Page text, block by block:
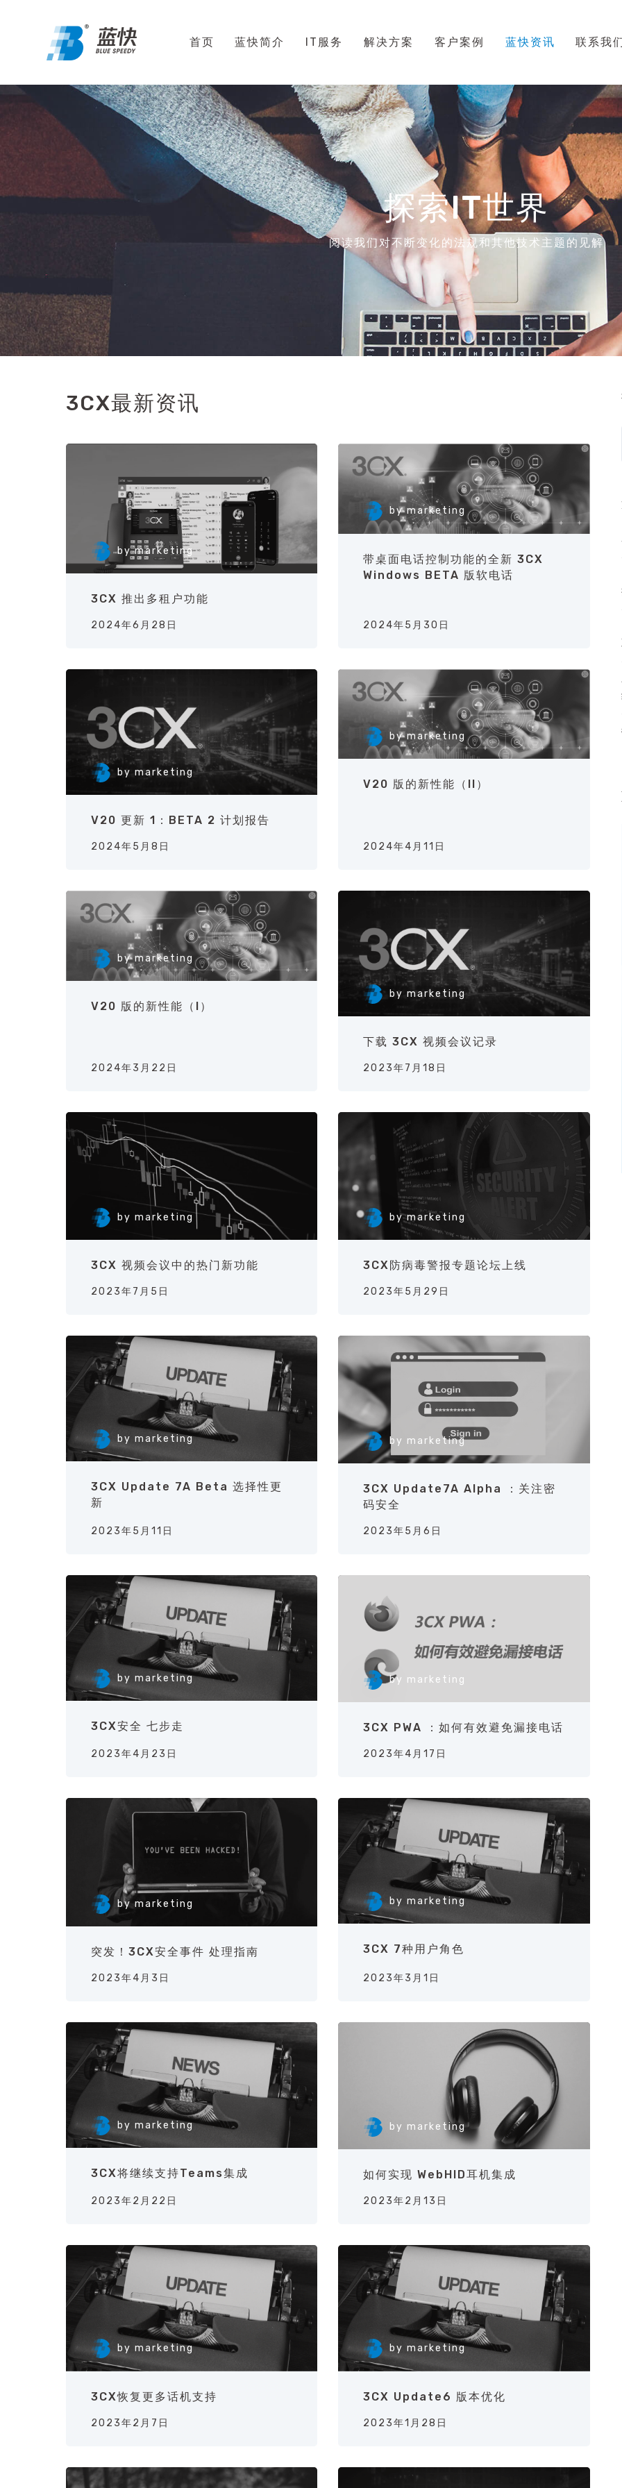
首页 蓝快简介 IT服务 解决方案 客户案例 蓝快资讯 联系我
探索IT世界
阅读我们对不断变化的法规和其他技术主题的见解
3CX最新资讯
by marketing
2024年6月28日
3CX 推出多租户功能
by marketing
2024年5月30日
带桌面电话控制功能的全新 3CX
Windows BETA 版软电话
by marketing
2024年5月8日
V20 更新 1：BETA 2 计划报告
by marketing
2024年4月11日
V20 版的新性能（II）
by marketing
2024年3月22日
V20 版的新性能（I）
by marketing
2023年7月18日
下载 3CX 视频会议记录
by marketing
2023年7月5日
3CX 视频会议中的热门新功能
by marketing
2023年5月29日
3CX防病毒警报专题论坛上线
by marketing
2023年5月11日
3CX Update 7A Beta 选择性更
新
by marketing
2023年5月6日
3CX Update7A Alpha ：关注密
码安全
by marketing
2023年4月23日
3CX安全 七步走
by marketing
2023年4月17日
3CX PWA ：如何有效避免漏接电话
by marketing
2023年4月3日
突发！3CX安全事件 处理指南
by marketing
2023年3月1日
3CX 7种用户角色
by marketing
2023年2月22日
3CX将继续支持Teams集成
by marketing
2023年2月13日
如何实现 WebHID耳机集成
by marketing
2023年2月7日
3CX恢复更多话机支持
by marketing
2023年1月28日
3CX Update6 版本优化